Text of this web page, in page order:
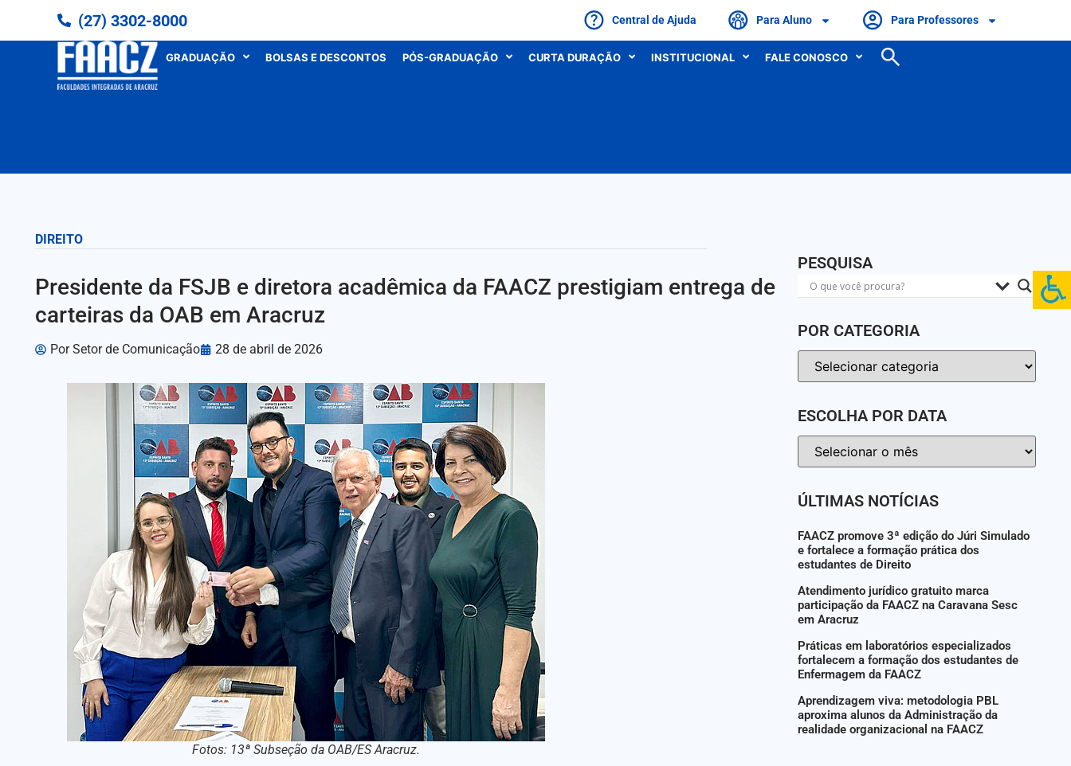
(27) 3302-8000 Central de Ajuda Para Aluno Para Professores
GRADUAÇÃO BOLSAS E DESCONTOS PÓS-GRADUAÇÃO CURTA DURAÇÃO INSTITUCIONAL FALE CONOSCO
DIREITO
Presidente da FSJB e diretora acadêmica da FAACZ prestigiam entrega de
carteiras da OAB em Aracruz
PorSetor de Comunicação 28 de abril de 2026
Fotos: 13ª Subseção da OAB/ES Aracruz.
PESQUISA
POR CATEGORIA
ESCOLHA POR DATA
ÚLTIMAS NOTÍCIAS
FAACZ promove 3ª edição do Júri Simulado
e fortalece a formação prática dos
estudantes de Direito
Atendimento jurídico gratuito marca
participação da FAACZ na Caravana Sesc
em Aracruz
Práticas em laboratórios especializados
fortalecem a formação dos estudantes de
Enfermagem da FAACZ
Aprendizagem viva: metodologia PBL
aproxima alunos da Administração da
realidade organizacional na FAACZ